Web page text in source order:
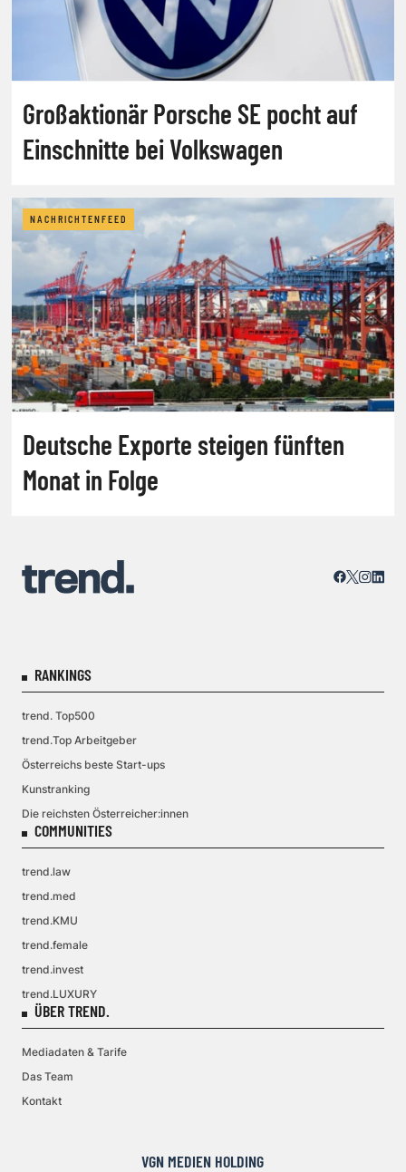
Großaktionär Porsche SE pocht auf
Einschnitte bei Volkswagen
NACHRICHTENFEED
Deutsche Exporte steigen fünften
Monat in Folge
RANKINGS
trend. Top500
trend.Top Arbeitgeber
Österreichs beste Start-ups
Kunstranking
Die reichsten Österreicher:innen
COMMUNITIES
trend.law
trend.med
trend.KMU
trend.female
trend.invest
trend.LUXURY
ÜBER TREND.
Mediadaten & Tarife
Das Team
Kontakt
VGN MEDIEN HOLDING